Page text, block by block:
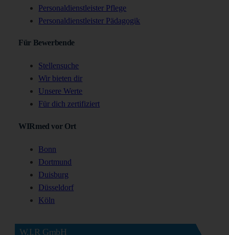
Personaldienstleister Pflege
Personaldienstleister Pädagogik
Für Bewerbende
Stellensuche
Wir bieten dir
Unsere Werte
Für dich zertifiziert
WIRmed vor Ort
Bonn
Dortmund
Duisburg
Düsseldorf
Köln
W.I.R GmbH